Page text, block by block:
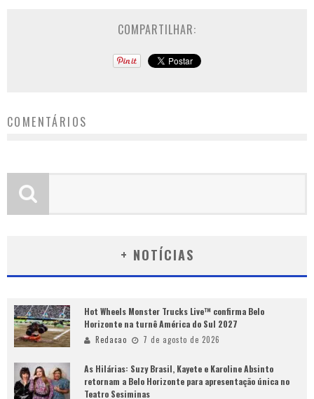
COMPARTILHAR:
COMENTÁRIOS
+ NOTÍCIAS
Hot Wheels Monster Trucks Live™ confirma Belo
Horizonte na turnê América do Sul 2027
Redacao 7 de agosto de 2026
As Hilárias: Suzy Brasil, Kayete e Karoline Absinto
retornam a Belo Horizonte para apresentação única no
Teatro Sesiminas